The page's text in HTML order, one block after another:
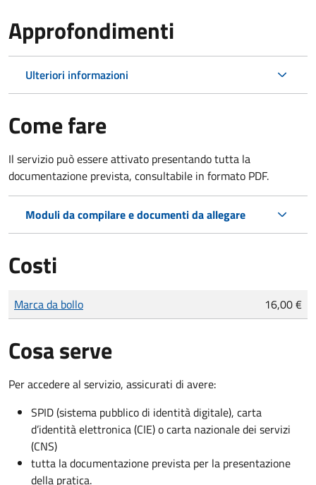
Approfondimenti
Ulteriori informazioni
Come fare
Il servizio può essere attivato presentando tutta la
documentazione prevista, consultabile in formato PDF.
Moduli da compilare e documenti da allegare
Costi
Tipo di pagamento
Importo
Marca da bollo 16,00 €
Cosa serve
Per accedere al servizio, assicurati di avere:
SPID (sistema pubblico di identità digitale), carta
d’identità elettronica (CIE) o carta nazionale dei servizi
(CNS)
tutta la documentazione prevista per la presentazione
della pratica.